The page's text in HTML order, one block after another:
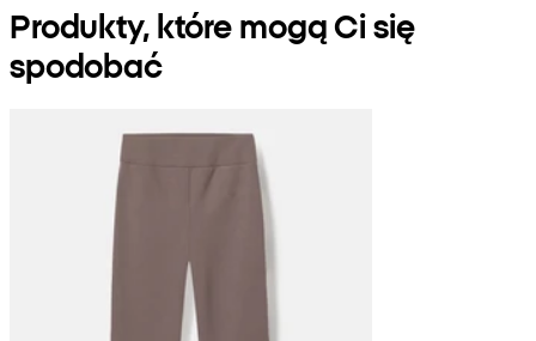
Produkty, które mogą Ci się
spodobać